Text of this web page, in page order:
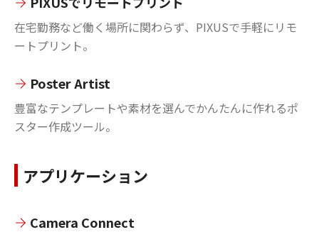
在宅勤務など働く場所に関わらず、PIXUSで手軽にリモ
ートプリント。
Poster Artist
豊富なテンプレートや素材を選んでかんたんに作れるポ
スター作成ツール。
アプリケーション
Camera Connect